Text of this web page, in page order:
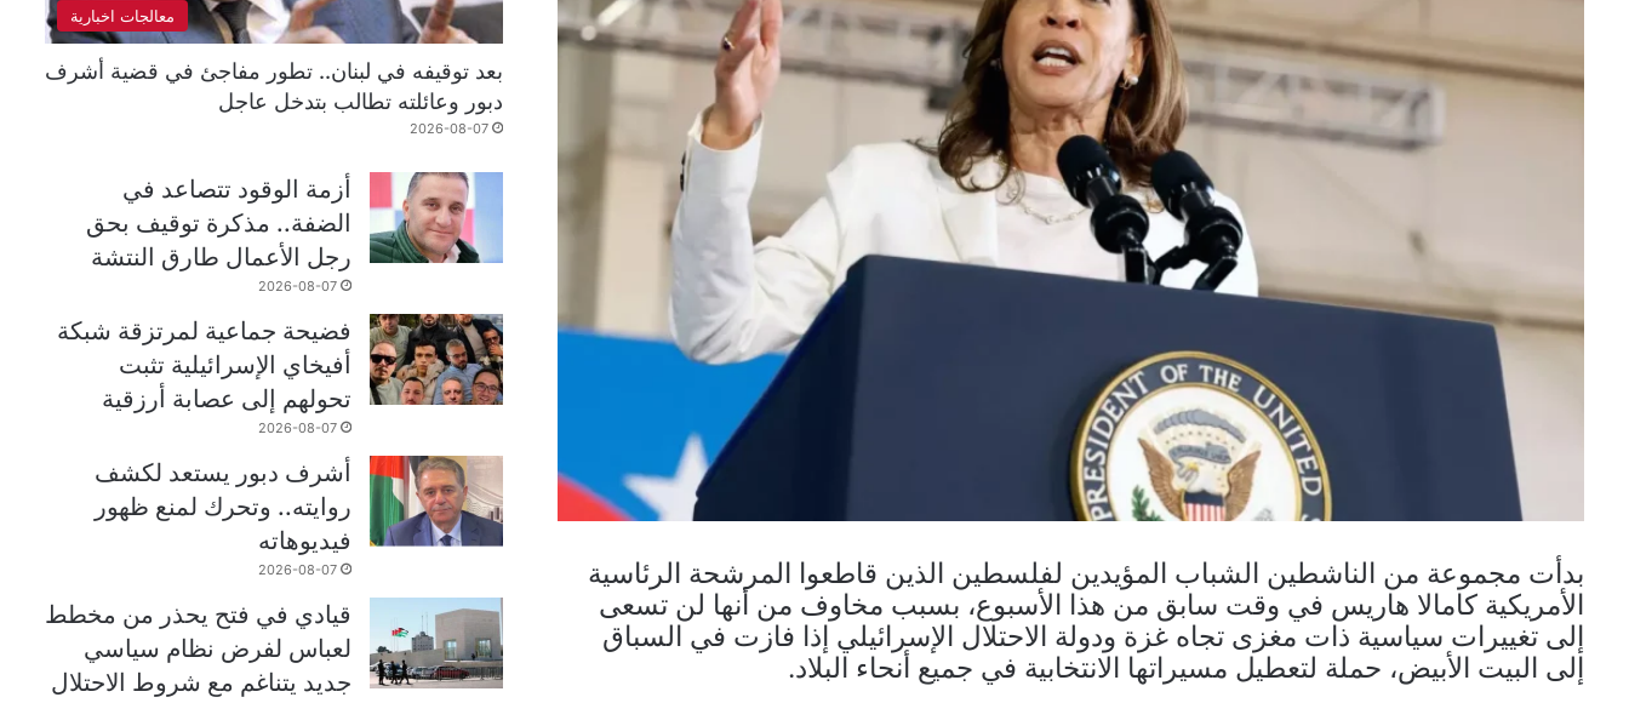
بدأت مجموعة من الناشطين الشباب المؤيدين لفلسطين الذين قاطعوا المرشحة الرئاسية
الأمريكية كامالا هاريس في وقت سابق من هذا الأسبوع، بسبب مخاوف من أنها لن تسعى
إلى تغييرات سياسية ذات مغزى تجاه غزة ودولة الاحتلال الإسرائيلي إذا فازت في السباق
إلى البيت الأبيض، حملة لتعطيل مسيراتها الانتخابية في جميع أنحاء البلاد.
معالجات اخبارية
بعد توقيفه في لبنان.. تطور مفاجئ في قضية أشرف
دبور وعائلته تطالب بتدخل عاجل
2026-08-07
أزمة الوقود تتصاعد في
الضفة.. مذكرة توقيف بحق
رجل الأعمال طارق النتشة
2026-08-07
فضيحة جماعية لمرتزقة شبكة
أفيخاي الإسرائيلية تثبت
تحولهم إلى عصابة أرزقية
2026-08-07
أشرف دبور يستعد لكشف
روايته.. وتحرك لمنع ظهور
فيديوهاته
2026-08-07
قيادي في فتح يحذر من مخطط
لعباس لفرض نظام سياسي
جديد يتناغم مع شروط الاحتلال